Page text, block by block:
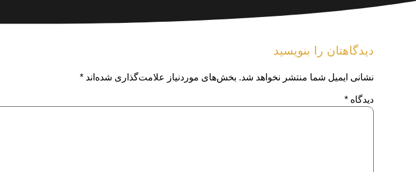
دیدگاهتان را بنویسید
نشانی ایمیل شما منتشر نخواهد شد. بخش‌های موردنیاز علامت‌گذاری شده‌اند *
دیدگاه *